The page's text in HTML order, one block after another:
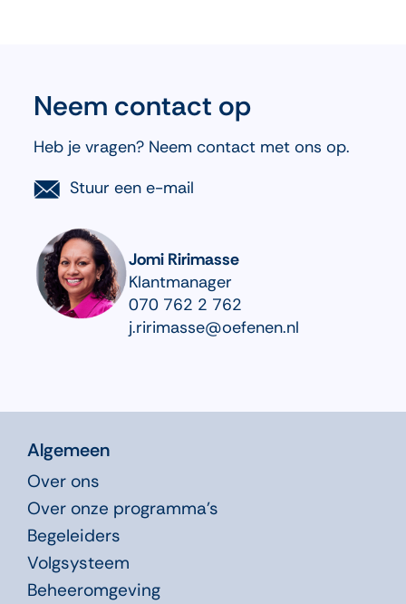
Neem contact op
Heb je vragen? Neem contact met ons op.
Stuur een e-mail
Jomi Ririmasse
Klantmanager
070 762 2 762
j.ririmasse@oefenen.nl
Algemeen
Over ons
Over onze programma’s
Begeleiders
Volgsysteem
Beheeromgeving